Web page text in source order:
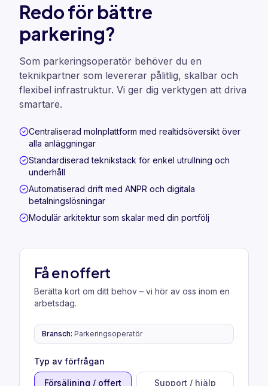
Redo för bättre
parkering?
Som parkeringsoperatör behöver du en
teknikpartner som levererar pålitlig, skalbar och
flexibel infrastruktur. Vi ger dig verktygen att driva
smartare.
Centraliserad molnplattform med realtidsöversikt över
alla anläggningar
Standardiserad teknikstack för enkel utrullning och
underhåll
Automatiserad drift med ANPR och digitala
betalningslösningar
Modulär arkitektur som skalar med din portfölj
Få en offert
Berätta kort om ditt behov – vi hör av oss inom en
arbetsdag.
Bransch: Parkeringsoperatör
Typ av förfrågan
Försäljning / offert Support / hjälp